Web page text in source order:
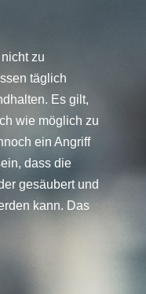
zu
täglich
Es gilt,
wie möglich zu
ein Angriff
dass die
gesäubert und
kann. Das